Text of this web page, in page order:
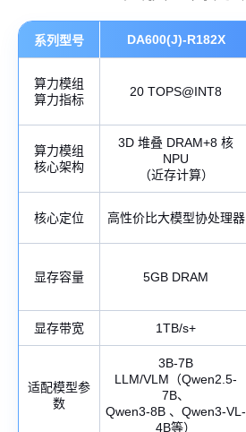
系列型号 DA600(J)-R182X
算力模组
算力指标
20 TOPS@INT8
算力模组
核心架构
3D 堆叠 DRAM+8 核
NPU
（近存计算）
核心定位 高性价比大模型协处理器
显存容量 5GB DRAM
显存带宽 1TB/s+
适配模型参
数
3B-7B
LLM/VLM（Qwen2.5-
7B、
Qwen3-8B 、Qwen3-VL-
4B等）